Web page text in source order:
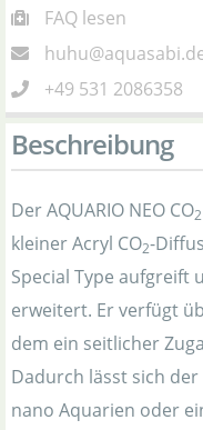
FAQ lesen
+49 531 2086358
Beschreibung
Der AQUARIO NEO CO2
kleiner Acryl CO2-
Special Type aufgreift
erweitert. Er verfügt
dem ein seitlicher
Dadurch lässt sich
nano Aquarien oder